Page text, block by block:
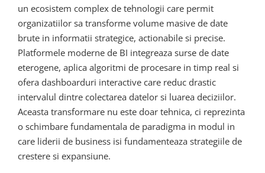
un ecosistem complex de tehnologii care permit
organizatiilor sa transforme volume masive de date
brute in informatii strategice, actionabile si precise.
Platformele moderne de BI integreaza surse de date
eterogene, aplica algoritmi de procesare in timp real si
ofera dashboarduri interactive care reduc drastic
intervalul dintre colectarea datelor si luarea deciziilor.
Aceasta transformare nu este doar tehnica, ci reprezinta
o schimbare fundamentala de paradigma in modul in
care liderii de business isi fundamenteaza strategiile de
crestere si expansiune.